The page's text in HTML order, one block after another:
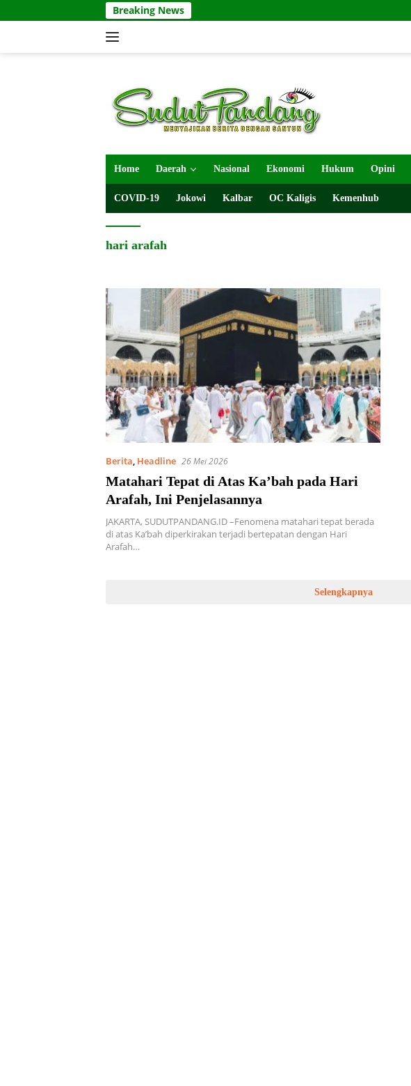
ke
Breaking News
Home Daerah Nasional Ekonomi Hukum Opini
COVID-19 Jokowi Kalbar OC Kaligis Kemenhub
hari arafah
Berita, Headline 26 Mei 2026
Matahari Tepat di Atas Ka’bah pada Hari
Arafah, Ini Penjelasannya
JAKARTA, SUDUTPANDANG.ID –Fenomena matahari tepat berada
di atas Ka’bah diperkirakan terjadi bertepatan dengan Hari
Arafah…
Selengkapnya